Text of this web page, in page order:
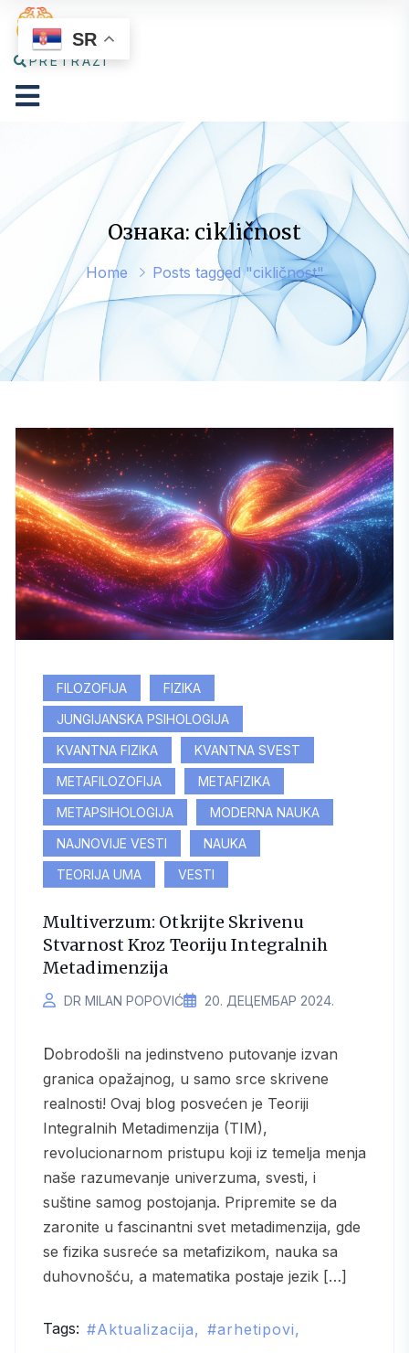
PRETRAŽI
Ознака: cikličnost
Home Posts tagged "cikličnost"
FILOZOFIJA
FIZIKA
JUNGIJANSKA PSIHOLOGIJA
KVANTNA FIZIKA
KVANTNA SVEST
METAFILOZOFIJA
METAFIZIKA
METAPSIHOLOGIJA
MODERNA NAUKA
NAJNOVIJE VESTI
NAUKA
TEORIJA UMA
VESTI
Multiverzum: Otkrijte Skrivenu
Stvarnost Kroz Teoriju Integralnih
Metadimenzija
DR MILAN POPOVIĆ 20. ДЕЦЕМБАР 2024.
Dobrodošli na jedinstveno putovanje izvan
granica opažajnog, u samo srce skrivene
realnosti! Ovaj blog posvećen je Teoriji
Integralnih Metadimenzija (TIM),
revolucionarnom pristupu koji iz temelja menja
naše razumevanje univerzuma, svesti, i
suštine samog postojanja. Pripremite se da
zaronite u fascinantni svet metadimenzija, gde
se fizika susreće sa metafizikom, nauka sa
duhovnošću, a matematika postaje jezik […]
Tags: Aktualizacija
arhetipovi
SR